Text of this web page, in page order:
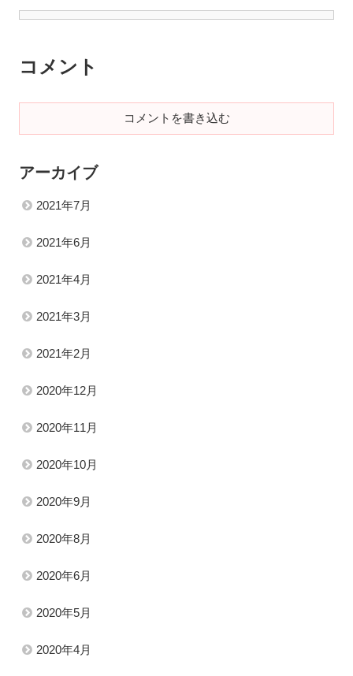
コメント
コメントを書き込む
アーカイブ
2021年7月
2021年6月
2021年4月
2021年3月
2021年2月
2020年12月
2020年11月
2020年10月
2020年9月
2020年8月
2020年6月
2020年5月
2020年4月